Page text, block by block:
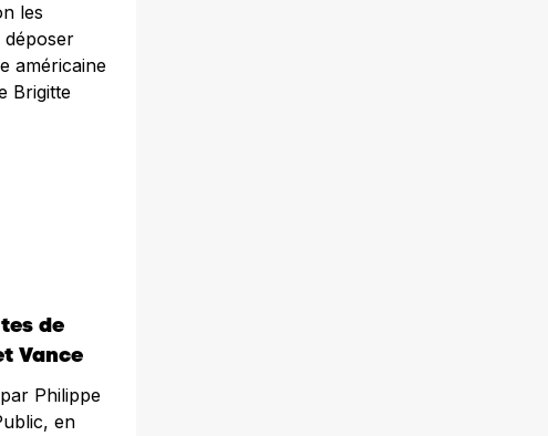
les
américaine
Brigitte
de
Vance
Philippe
en